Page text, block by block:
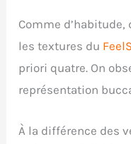
Comme
les textures du
priori quatre. On
représentation
À la différence des